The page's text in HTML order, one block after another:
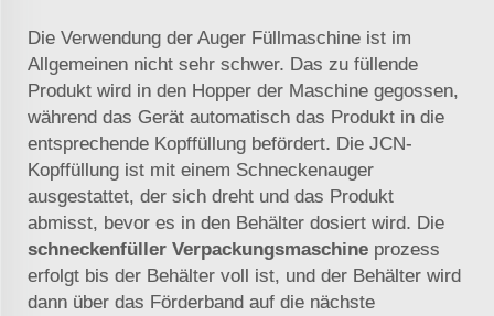
Die Verwendung der Auger Füllmaschine ist im
Allgemeinen nicht sehr schwer. Das zu füllende
Produkt wird in den Hopper der Maschine gegossen,
während das Gerät automatisch das Produkt in die
entsprechende Kopffüllung befördert. Die JCN-
Kopffüllung ist mit einem Schneckenauger
ausgestattet, der sich dreht und das Produkt
abmisst, bevor es in den Behälter dosiert wird. Die
schneckenfüller Verpackungsmaschine prozess
erfolgt bis der Behälter voll ist, und der Behälter wird
dann über das Förderband auf die nächste